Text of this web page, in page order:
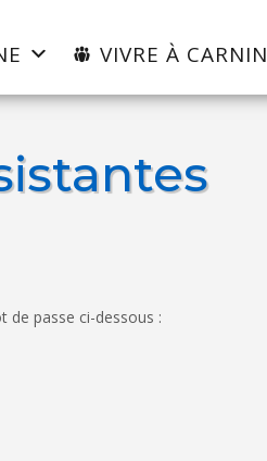
VIVRE À CARNIN
de passe ci-dessous :